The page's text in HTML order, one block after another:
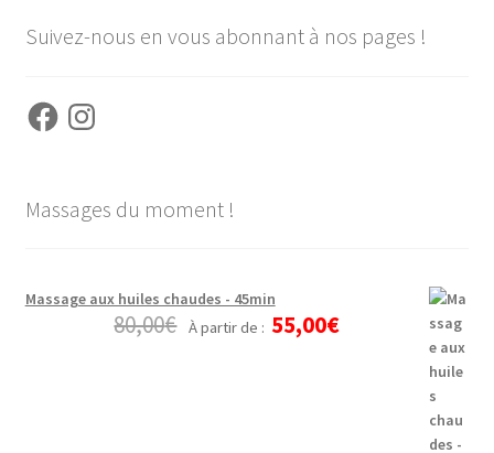
Suivez-nous en vous abonnant à nos pages !
FacebookInstagram
Massages du moment !
Massage aux huiles chaudes - 45min
80,00€ À partir de : 55,00€